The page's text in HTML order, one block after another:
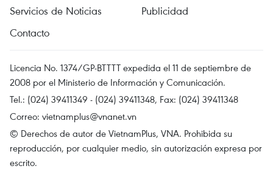
Servicios de Noticias
Publicidad
Contacto
Licencia No. 1374/GP-BTTTT expedida el 11 de septiembre de
2008 por el Ministerio de Información y Comunicación.
Tel.: (024) 39411349 - (024) 39411348, Fax: (024) 39411348
Correo: vietnamplus@vnanet.vn
© Derechos de autor de VietnamPlus, VNA. Prohibida su
reproducción, por cualquier medio, sin autorización expresa por
escrito.